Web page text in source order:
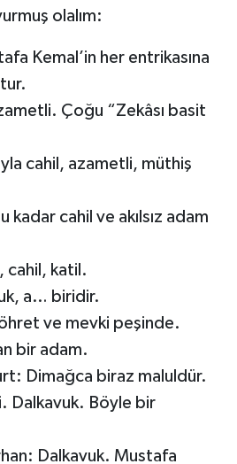
olalım:
Kemal’in her entrikasına
Çoğu “Zekâsı basit
cahil, azametli, müthiş
kadar cahil ve akılsız adam
cahil, katil.
a… biridir.
ve mevki peşinde.
bir adam.
Dimağca biraz maluldür.
Dalkavuk. Böyle bir
Dalkavuk. Mustafa